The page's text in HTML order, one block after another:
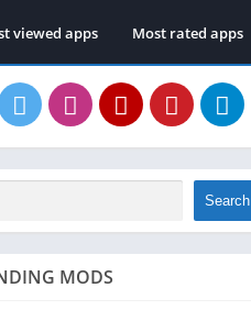
viewed apps Most rated apps
Search
MODS